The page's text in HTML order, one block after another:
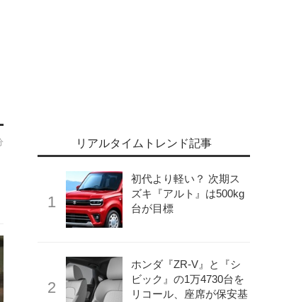
リアルタイムトレンド記事
初代より軽い？ 次期ス
ズキ『アルト』は500kg
台が目標
ホンダ『ZR-V』と『シ
ビック』の1万4730台を
リコール、座席が保安基